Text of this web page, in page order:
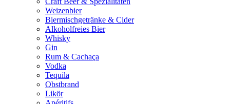
Weizenbier
Biermischgetränke & Cider
Alkoholfreies Bier
Whisky
Gin
Rum & Cachaça
Vodka
Tequila
Obstbrand
Likör